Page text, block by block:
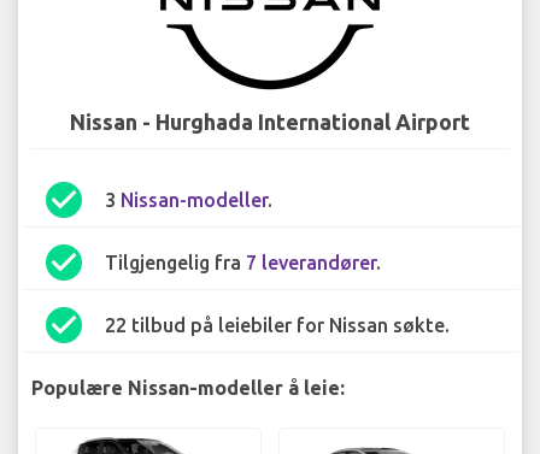
Nissan - Hurghada International Airport
check_circle 3 Nissan-modeller.
check_circle Tilgjengelig fra 7 leverandører.
check_circle 22 tilbud på leiebiler for Nissan søkte.
Populære Nissan-modeller å leie: